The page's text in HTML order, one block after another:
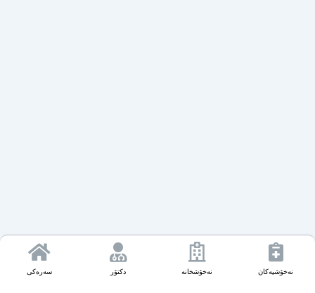
نەخۆشیەکان نەخۆشخانە دکتۆر سەرەکی